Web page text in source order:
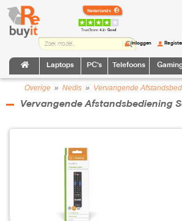
TrustScore:4.2 • Goed
Laptops PC's Telefoons
Inloggen
Overige » Nedis »
Vervangende Afstandsbediening